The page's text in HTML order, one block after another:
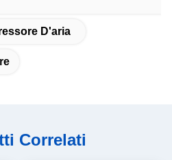
D'aria
Correlati